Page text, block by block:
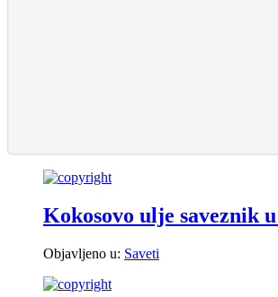
Kokosovo ulje saveznik
Objavljeno u: Saveti